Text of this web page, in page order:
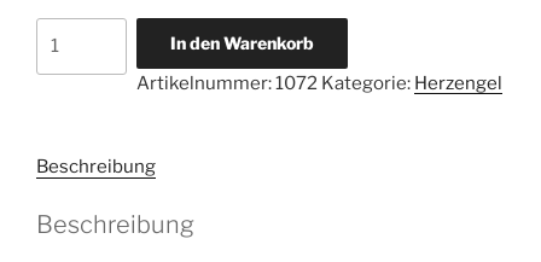
In den Warenkorb
Artikelnummer:1072 Kategorie: Herzengel
Beschreibung
Beschreibung